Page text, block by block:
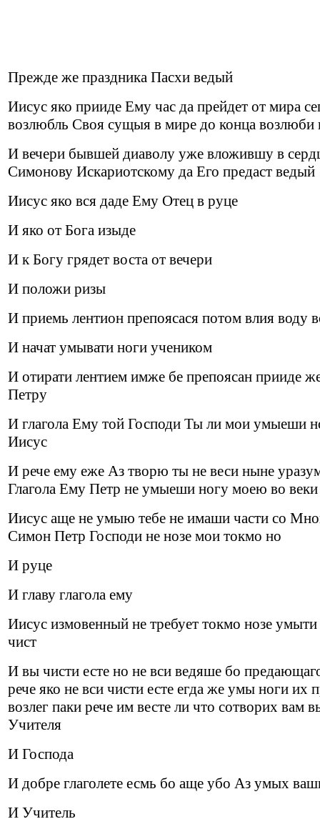
Прежде же праздника Пасхи ведый
Иисус яко прииде Ему час да прейдет от мира
возлюбль Своя сущыя в мире до конца возлюби
И вечери бывшей диаволу уже вложившу в
Симонову Искариотскому да Его предаст ведый
Иисус яко вся даде Ему Отец в руце
И яко от Бога изыде
И к Богу грядет воста от вечери
И положи ризы
И приемь лентион препоясася потом влия воду
И начат умывати ноги учеником
И отирати лентием имже бе препоясан прииде
Петру
И глагола Ему той Господи Ты ли мои умыеши
Иисус
И рече ему еже Аз творю ты не веси ныне
Глагола Ему Петр не умыеши ногу моею во
Иисус аще не умыю тебе не имаши части со
Симон Петр Господи не нозе мои токмо но
И руце
И главу глагола ему
Иисус измовенный не требует токмо нозе умыти
чист
И вы чисти есте но не вси ведяше бо
рече яко не вси чисти есте егда же умы ноги их
возлег паки рече им весте ли что сотворих вам
Учителя
И Господа
И добре глаголете есмь бо аще убо Аз умых
И Учитель